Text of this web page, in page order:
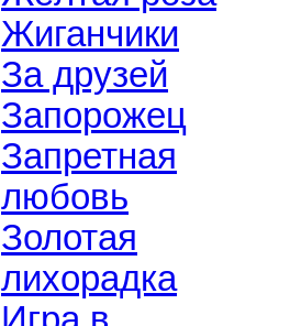
Жиганчики
За друзей
Запорожец
Запретная
любовь
Золотая
лихорадка